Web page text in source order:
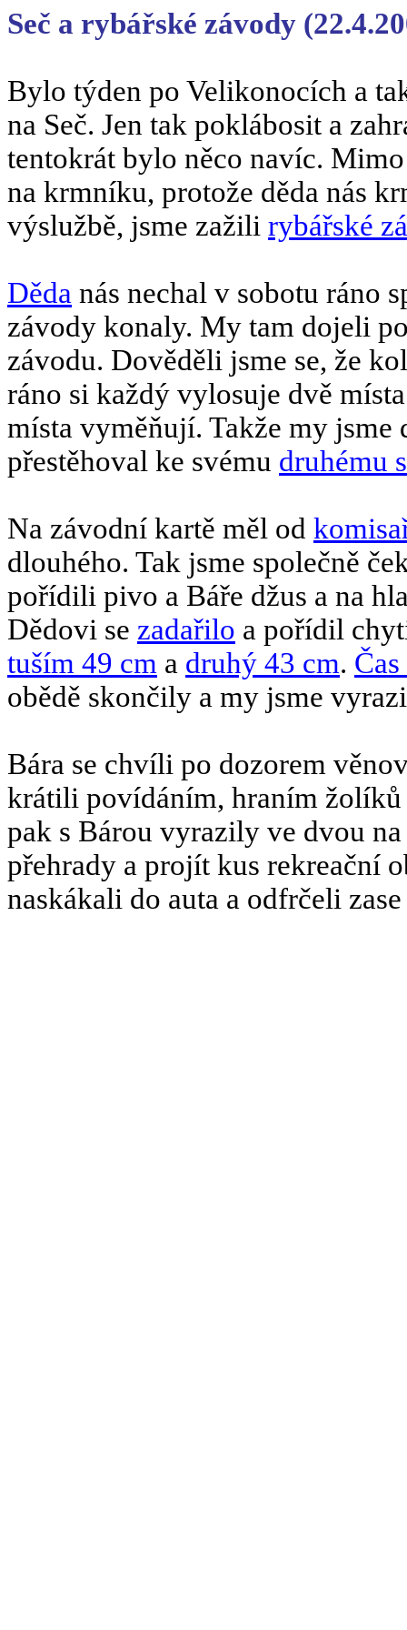
Seč a rybářské závody
Bylo týden po Velikonocích a
na Seč. Jen tak poklábosit a
tentokrát bylo něco navíc.
na krmníku, protože děda nás
výslužbě, jsme zažili rybářské
Děda nás nechal v sobotu ráno
závody konaly. My tam dojeli
závodu. Dověděli jsme se, že
ráno si každý vylosuje dvě
místa vyměňují. Takže my
přestěhoval ke svému druhému
Na závodní kartě měl od
dlouhého. Tak jsme společně
pořídili pivo a Báře džus a na
Dědovi se zadařilo a pořídil
tuším 49 cm a druhý 43 cm.
obědě skončily a my jsme
Bára se chvíli po dozorem
krátili povídáním, hraním
pak s Bárou vyrazily ve dvou
přehrady a projít kus rekreační
naskákali do auta a odfrčeli